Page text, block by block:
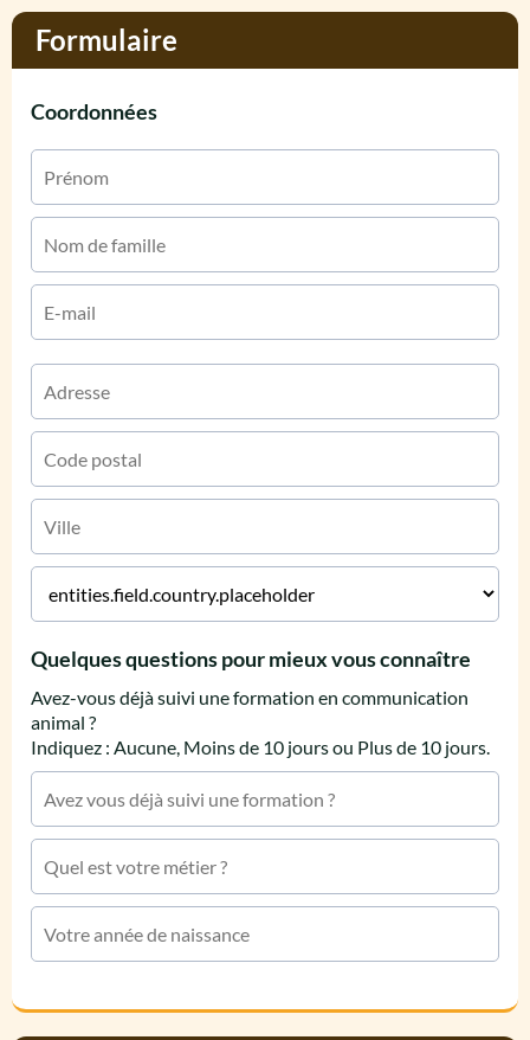
Formulaire
Coordonnées
Quelques questions pour mieux vous connaître
Avez-vous déjà suivi une formation en communication
animal ?
Indiquez : Aucune, Moins de 10 jours ou Plus de 10 jours.